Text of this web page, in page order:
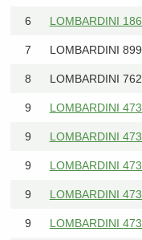
6 LOMBARDINI
7 LOMBARDINI
8 LOMBARDINI
9 LOMBARDINI
9 LOMBARDINI
9 LOMBARDINI
9 LOMBARDINI
9 LOMBARDINI